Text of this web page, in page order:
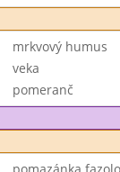
mrkvový humus
veka
pomeranč